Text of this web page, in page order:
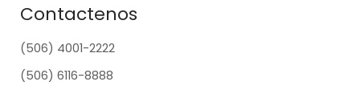
Contactenos
(506) 4001-2222
(506) 6116-8888